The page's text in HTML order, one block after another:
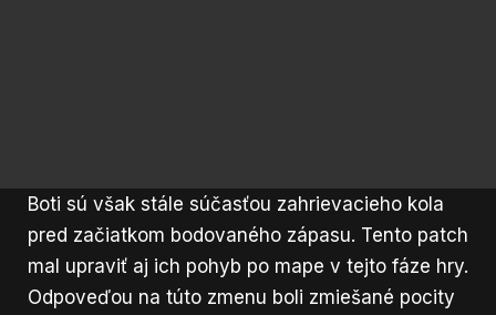
Boti sú však stále súčasťou zahrievacieho kola
pred začiatkom bodovaného zápasu. Tento patch
mal upraviť aj ich pohyb po mape v tejto fáze hry.
Odpoveďou na túto zmenu boli zmiešané pocity